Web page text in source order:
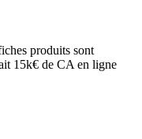
produits sont
15k€ de CA en ligne